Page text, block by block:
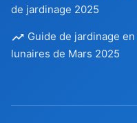
de jardinage 2025
Guide de jardinage
lunaires de Mars 2025